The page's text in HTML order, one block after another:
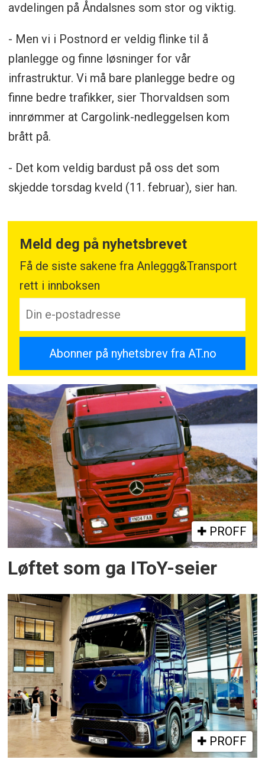
avdelingen på Åndalsnes som stor og viktig.
- Men vi i Postnord er veldig flinke til å
planlegge og finne løsninger for vår
infrastruktur. Vi må bare planlegge bedre og
finne bedre trafikker, sier Thorvaldsen som
innrømmer at Cargolink-nedleggelsen kom
brått på.
- Det kom veldig bardust på oss det som
skjedde torsdag kveld (11. februar), sier han.
Meld deg på nyhetsbrevet
Få de siste sakene fra Anleggg&Transport
rett i innboksen
PROFF
Løftet som ga IToY-seier
PROFF